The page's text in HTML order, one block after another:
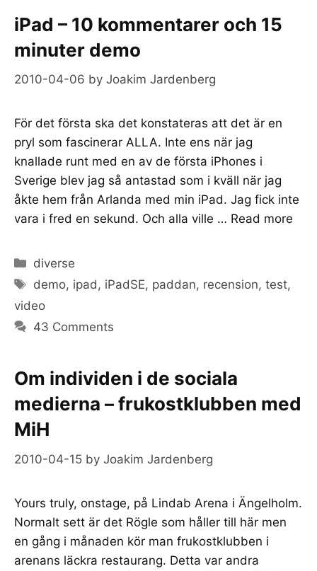
iPad – 10 kommentarer och 15
minuter demo
2010-04-06 by Joakim Jardenberg
För det första ska det konstateras att det är en
pryl som fascinerar ALLA. Inte ens när jag
knallade runt med en av de första iPhones i
Sverige blev jag så antastad som i kväll när jag
åkte hem från Arlanda med min iPad. Jag fick inte
vara i fred en sekund. Och alla ville … Read more
Categories
diverse
Tags
demo, ipad, iPadSE, paddan, recension,test,
video
43 Comments
Om individen i de sociala
medierna – frukostklubben med
MiH
2010-04-15 by Joakim Jardenberg
Yours truly, onstage, på Lindab Arena i Ängelholm.
Normalt sett är det Rögle som håller till här men
en gång i månaden kör man frukostklubben i
arenans läckra restaurang. Detta var andra